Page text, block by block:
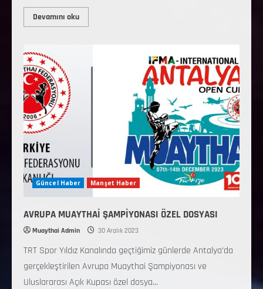
Devamını oku
Güncel Haber Manşet Haber
AVRUPA MUAYTHAİ ŞAMPİYONASI ÖZEL DOSYASI
Muaythai Admin 30 Aralık 2023
TRT Spor Yıldız Kanalında geçtiğimiz günlerde Antalya’da
gerçekleştirilen Avrupa Muaythai Şampiyonası ve
Uluslararası Açık Kupası özel dosya...